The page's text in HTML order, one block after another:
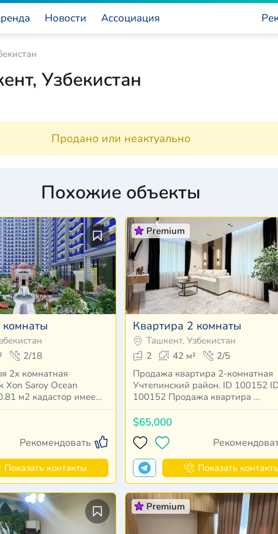
Новости Ассоциация
Узбекистан
Продано или неактуально
Похожие объекты
2/18
2х комнатная
Xon Saroy Ocean
70.81 м2 кадастор имее…
Рекомендовать
Показать контакты
Premium
Квартира 2 комнаты
Ташкент, Узбекистан
2
42 м²
2/5
Продажа квартира 2-комнатная
Учтепинский район. ID 100152 ID:
100152 Продажа квартира …
$65,000
Показать
Premium